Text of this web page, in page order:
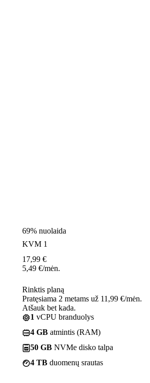
69% nuolaida
KVM 1
17,99 €
5,49 €/mėn.
Rinktis planą
Pratęsiama 2 metams už 11,99 €/mėn.
Atšauk bet kada.
1 vCPU branduolys
4 GB atmintis (RAM)
50 GB NVMe disko talpa
4 TB duomenų srautas